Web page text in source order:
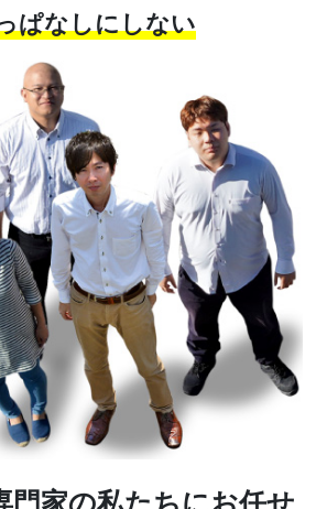
ぱなしにしない
門家の私たちにお任せ